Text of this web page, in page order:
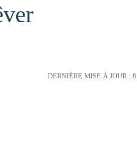
DERNIÈRE MISE À JOUR :